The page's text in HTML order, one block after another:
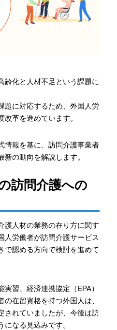
齢化と人材不足という課題に
題に対応するため、外国人労
革を進めています。
情報を基に、訪問介護事業者
の動向を解説します。
訪問介護への
護人材の業務の在り方に関す
人労働者が訪問介護サービス
で認める方向で検討を進めて
習、経済連携協定（EPA）
在留資格を持つ外国人は、
されていましたが、今後は訪
なる見込みです。